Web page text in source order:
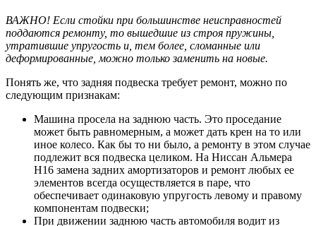
ВАЖНО! Если стойки при большинстве неисправностей
поддаются ремонту, то вышедшие из строя пружины,
утратившие упругость и, тем более, сломанные или
деформированные, можно только заменить на новые.
Понять же, что задняя подвеска требует ремонт, можно по
следующим признакам:
Машина просела на заднюю часть. Это проседание
может быть равномерным, а может дать крен на то или
иное колесо. Как бы то ни было, а ремонту в этом случае
подлежит вся подвеска целиком. На Ниссан Альмера
Н16 замена задних амортизаторов и ремонт любых ее
элементов всегда осуществляется в паре, что
обеспечивает одинаковую упругость левому и правому
компонентам подвески;
При движении заднюю часть автомобиля водит из